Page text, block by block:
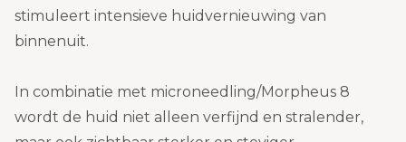
stimuleert intensieve huidvernieuwing van
binnenuit.
In combinatie met microneedling/Morpheus 8
wordt de huid niet alleen verfijnd en stralender,